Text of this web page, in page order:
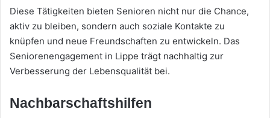
Diese Tätigkeiten bieten Senioren nicht nur die Chance,
aktiv zu bleiben, sondern auch soziale Kontakte zu
knüpfen und neue Freundschaften zu entwickeln. Das
Seniorenengagement in Lippe trägt nachhaltig zur
Verbesserung der Lebensqualität bei.
Nachbarschaftshilfen